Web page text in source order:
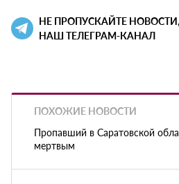
НЕ ПРОПУСКАЙТЕ
НАШ ТЕЛЕГРАМ-КАНАЛ
ПОХОЖИЕ НОВОСТИ
Пропавший в Саратовской
мертвым